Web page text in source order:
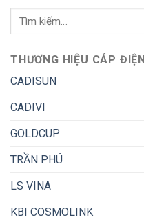
THƯƠNG HIỆU CÁP ĐIỆN
CADISUN
CADIVI
GOLDCUP
TRẦN PHÚ
LS VINA
KBI COSMOLINK